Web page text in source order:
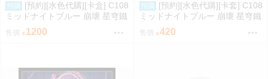
預購
[預約][水色代購][卡盒] C108
ミッドナイトブルー 崩壞 星穹鐵
道 緋英
售價 1200
預購
[預約][水色代購][卡套] C108
ミッドナイトブルー 崩壞 星穹鐵
道 火花
售價 420